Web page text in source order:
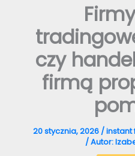
czy
firmą
20 stycznia, 2026 /instant
/ Autor: